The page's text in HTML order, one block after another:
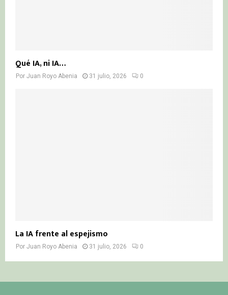
Qué IA, ni IA…
Por Juan Royo Abenia 31 julio, 2026 0
La IA frente al espejismo
Por Juan Royo Abenia 31 julio, 2026 0